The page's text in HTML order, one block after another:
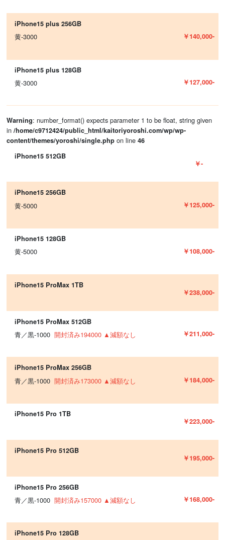
iPhone15 plus 256GB
黄-3000 ￥140,000-
iPhone15 plus 128GB
黄-3000 ￥127,000-
Warning: number_format() expects parameter 1 to be float, string given
in /home/c9712424/public_html/kaitoriyoroshi.com/wp/wp-
content/themes/yoroshi/single.phpon line 46
iPhone15 512GB
￥-
iPhone15 256GB
黄-5000 ￥125,000-
iPhone15 128GB
黄-5000 ￥108,000-
iPhone15 ProMax 1TB
￥238,000-
iPhone15 ProMax 512GB
青／黒-1000 開封済み194000 ▲減額なし ￥211,000-
iPhone15 ProMax 256GB
青／黒-1000 開封済み173000 ▲減額なし ￥184,000-
iPhone15 Pro 1TB
￥223,000-
iPhone15 Pro 512GB
￥195,000-
iPhone15 Pro 256GB
青／黒-1000 開封済み157000 ▲減額なし ￥168,000-
iPhone15 Pro 128GB